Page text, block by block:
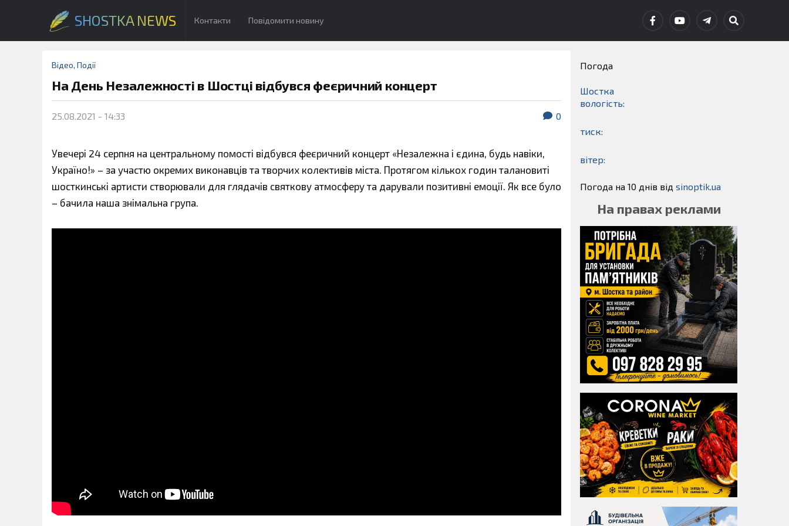
SHOSTKA NEWS Контакти Повідомити новину
Відео, Події
На День Незалежності в Шостці відбувся феєричний концерт
25.08.2021 - 14:33 0
Увечері 24 серпня на центральному помості відбувся феєричний концерт «Незалежна і єдина, будь навіки,
Україно!» – за участю окремих виконавців та творчих колективів міста. Протягом кількох годин талановиті
шосткинські артисти створювали для глядачів святкову атмосферу та дарували позитивні емоції. Як все було
– бачила наша знімальна група.
Погода
Шостка
вологість:
тиск:
вітер:
Погода на 10 днів від sinoptik.ua
На правах реклами